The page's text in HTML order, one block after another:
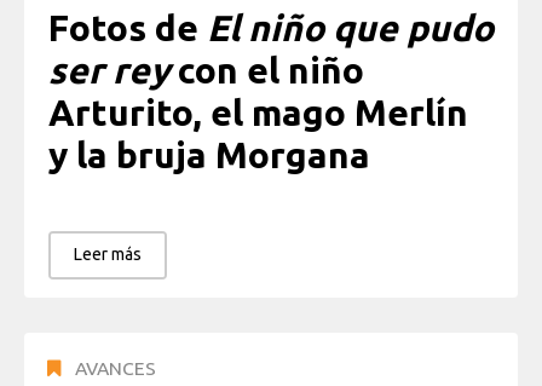
Fotos de El niño que pudo
ser reycon el niño
Arturito, el mago Merlín
y la bruja Morgana
Leer más
AVANCES